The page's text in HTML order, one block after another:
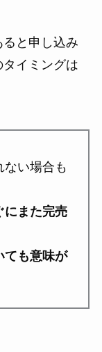
と申し込み
イミングは
ない場合も
にまた完売
ても意味が